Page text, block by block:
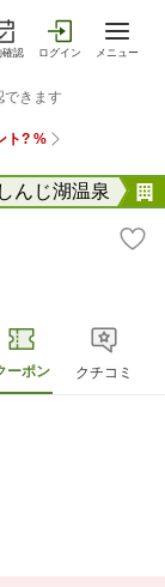
確認 ログイン メニュー
んじ湖温泉
ーポン クチコミ